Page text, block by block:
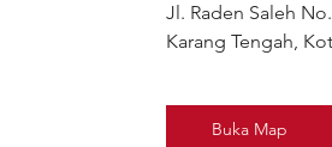
Jl. Raden Saleh
Karang Tengah,
Buka Map